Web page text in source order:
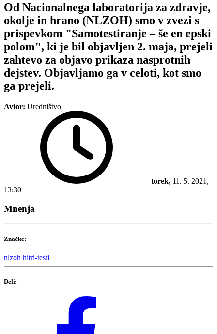
Od Nacionalnega laboratorija za zdravje,
okolje in hrano (NLZOH) smo v zvezi s
prispevkom "Samotestiranje – še en epski
polom", ki je bil objavljen 2. maja, prejeli
zahtevo za objavo prikaza nasprotnih
dejstev. Objavljamo ga v celoti, kot smo
ga prejeli.
Avtor: Uredništvo
torek, 11. 5. 2021,
13:30
Mnenja
Značke:
nlzoh hitri-testi
Deli: